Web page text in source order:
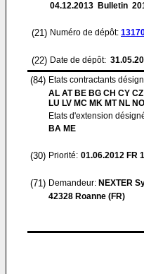
04.12.2013 Bulletin
(21) Numéro de dépôt:
(22) Date de dépôt:
(84) Etats contractants
AL AT BE BG CH CY
LU LV MC MK MT NL
Etats d'extension
BA ME
(30) Priorité: 01.06.2012 FR
(71) Demandeur: NEXTER
42328 Roanne (FR)